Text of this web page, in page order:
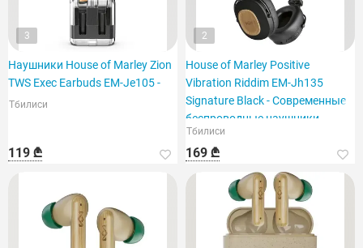
3
Наушники House of Marley Zion
TWS Exec Earbuds EM-Je105 -
Тбилиси
119 ₾
2
House of Marley Positive
Vibration Riddim EM-Jh135
Signature Black - Современные
беспроводные наушники
Тбилиси
169 ₾